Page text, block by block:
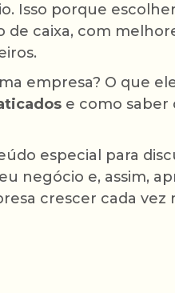
Isso porque
caixa, com
empresa? O que
e como saber
especial para
negócio e, assim,
crescer cada vez